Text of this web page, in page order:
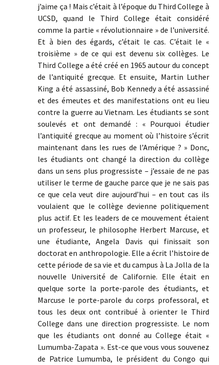
j’aime ça ! Mais c’était à l’époque du Third College à
UCSD, quand le Third College était considéré
comme la partie « révolutionnaire » de l’université.
Et à bien des égards, c’était le cas. C’était le «
troisième » de ce qui est devenu six collèges. Le
Third College a été créé en 1965 autour du concept
de l’antiquité grecque. Et ensuite, Martin Luther
King a été assassiné, Bob Kennedy a été assassiné
et des émeutes et des manifestations ont eu lieu
contre la guerre au Vietnam. Les étudiants se sont
soulevés et ont demandé : « Pourquoi étudier
l’antiquité grecque au moment où l’histoire s’écrit
maintenant dans les rues de l’Amérique ? » Donc,
les étudiants ont changé la direction du collège
dans un sens plus progressiste – j’essaie de ne pas
utiliser le terme de gauche parce que je ne sais pas
ce que cela veut dire aujourd’hui – en tout cas ils
voulaient que le collège devienne politiquement
plus actif. Et les leaders de ce mouvement étaient
un professeur, le philosophe Herbert Marcuse, et
une étudiante, Angela Davis qui finissait son
doctorat en anthropologie. Elle a écrit l’histoire de
cette période de sa vie et du campus à La Jolla de la
nouvelle Université de Californie. Elle était en
quelque sorte la porte-parole des étudiants, et
Marcuse le porte-parole du corps professoral, et
tous les deux ont contribué à orienter le Third
College dans une direction progressiste. Le nom
que les étudiants ont donné au College était «
Lumumba-Zapata ». Est-ce que vous vous souvenez
de Patrice Lumumba, le président du Congo qui